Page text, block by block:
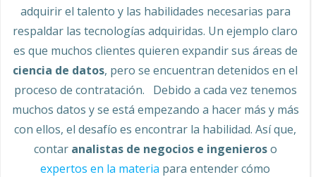
adquirir el talento y las habilidades necesarias para
respaldar las tecnologías adquiridas. Un ejemplo claro
es que muchos clientes quieren expandir sus áreas de
ciencia de datos, pero se encuentran detenidos en el
proceso de contratación. Debido a cada vez tenemos
muchos datos y se está empezando a hacer más y más
con ellos, el desafío es encontrar la habilidad. Así que,
contar analistas de negocios e ingenieroso
expertos en la materia para entender cómo